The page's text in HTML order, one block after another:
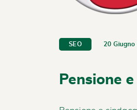
SEO 20 Giugno
Pensione